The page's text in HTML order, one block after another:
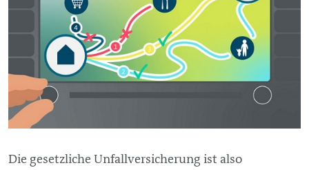
Die gesetzliche Unfallversicherung ist also